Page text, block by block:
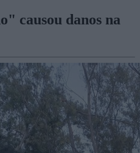
causou danos na